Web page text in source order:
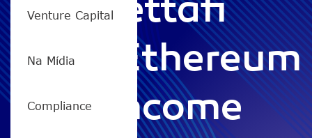
Venture Capital
Na Mídia
Compliance
DEX Vettafi
Neos Ethereum
High Income